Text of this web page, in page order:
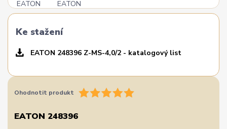
Ke stažení
EATON 248396 Z-MS-4,0/2 - katalogový list
Ohodnotit produkt
EATON 248396